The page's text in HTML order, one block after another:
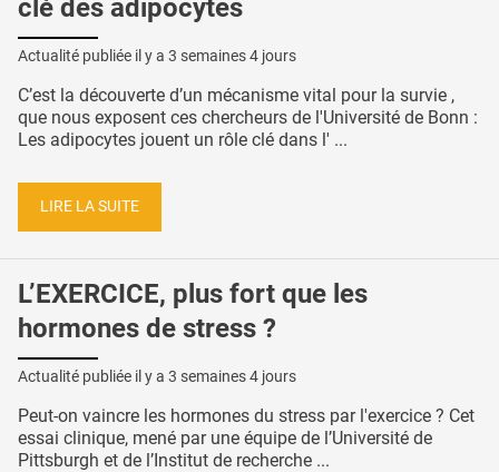
clé des adipocytes
Actualité publiée il y a 3 semaines 4 jours
C’est la découverte d’un mécanisme vital pour la survie ,
que nous exposent ces chercheurs de l'Université de Bonn :
Les adipocytes jouent un rôle clé dans l' ...
LIRE LA SUITE
L’EXERCICE, plus fort que les
hormones de stress ?
Actualité publiée il y a 3 semaines 4 jours
Peut-on vaincre les hormones du stress par l'exercice ? Cet
essai clinique, mené par une équipe de l’Université de
Pittsburgh et de l’Institut de recherche ...